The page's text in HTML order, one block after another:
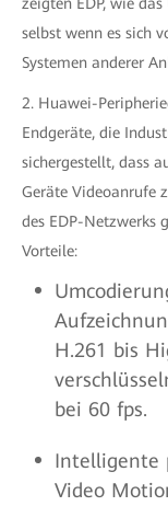
zeigten EDP, wie
selbst wenn es sich
Systemen anderer
2. Huawei-
Endgeräte, die
sichergestellt, dass
Geräte Videoanrufe
des EDP-Netzwerks
Vorteile:
H.261 bis
bei 60 fps.
Intelligente
Video